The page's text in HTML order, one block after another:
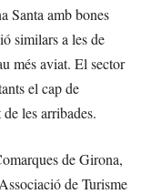
Santa amb bones
similars a les de
més aviat. El sector
el cap de
les arribades.
de Girona,
de Turisme